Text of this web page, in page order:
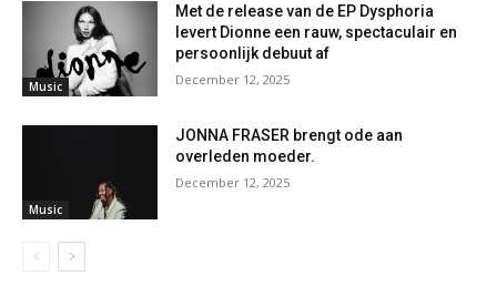
Music
Met de release van de EP Dysphoria
levert Dionne een rauw, spectaculair en
persoonlijk debuut af
December 12, 2025
Music
JONNA FRASER brengt ode aan
overleden moeder.
December 12, 2025